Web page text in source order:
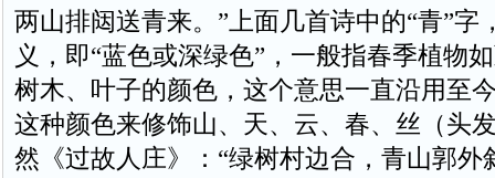
两山排闼送青来。”上面几首诗中的“青”字
义，即“蓝色或深绿色”，一般指春季植物
树木、叶子的颜色，这个意思一直沿用至
这种颜色来修饰山、天、云、春、丝（头
然《过故人庄》：“绿树村边合，青山郭外